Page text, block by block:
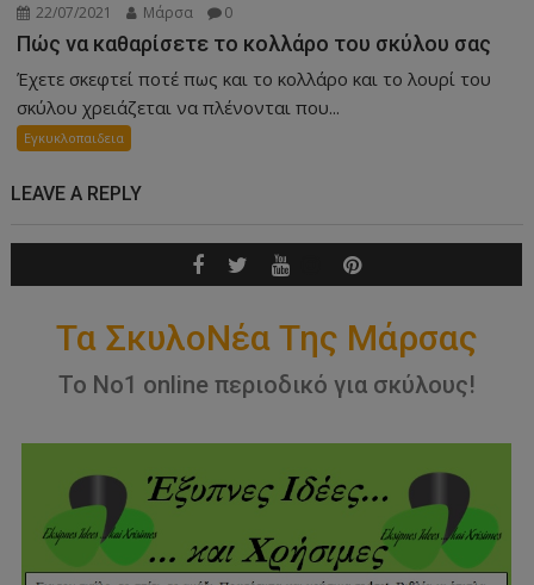
22/07/2021 Μάρσα 0
Πώς να καθαρίσετε το κολλάρο του σκύλου σας
Έχετε σκεφτεί ποτέ πως και το κολλάρο και το λουρί του
σκύλου χρειάζεται να πλένονται που...
Εγκυκλοπαιδεια
LEAVE A REPLY